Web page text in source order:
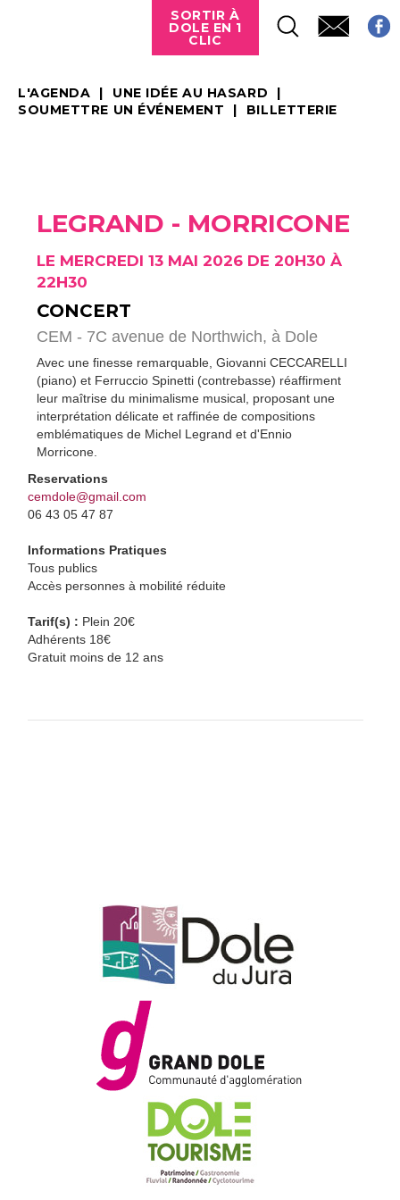
SORTIR À
DOLE EN 1
CLIC
L'AGENDA
UNE IDÉE AU HASARD
SOUMETTRE UN ÉVÉNEMENT
BILLETTERIE
LEGRAND - MORRICONE
LE MERCREDI 13 MAI 2026 DE 20H30 À
22H30
CONCERT
CEM - 7C avenue de Northwich, à Dole
Avec une finesse remarquable, Giovanni CECCARELLI
(piano) et Ferruccio Spinetti (contrebasse) réaffirment
leur maîtrise du minimalisme musical, proposant une
interprétation délicate et raffinée de compositions
emblématiques de Michel Legrand et d'Ennio
Morricone.
Reservations
cemdole@gmail.com
06 43 05 47 87
Informations Pratiques
Tous publics
Accès personnes à mobilité réduite
Tarif(s) : Plein 20€
Adhérents 18€
Gratuit moins de 12 ans